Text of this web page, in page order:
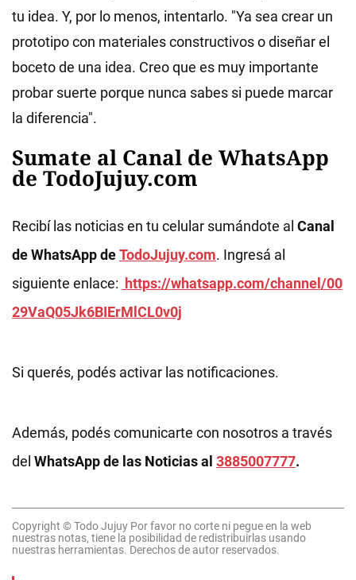
tu idea. Y, por lo menos, intentarlo. "Ya sea crear un
prototipo con materiales constructivos o diseñar el
boceto de una idea. Creo que es muy importante
probar suerte porque nunca sabes si puede marcar
la diferencia".
Sumate al Canal de WhatsApp
de TodoJujuy.com
Recibí las noticias en tu celular sumándote al Canal
de WhatsApp deTodoJujuy.com. Ingresá al
siguiente enlace: https://whatsapp.com/channel/00
29VaQ05Jk6BIErMlCL0v0j
Si querés, podés activar las notificaciones.
Además, podés comunicarte con nosotros a través
del WhatsApp de las Noticias al 3885007777.
Copyright © Todo Jujuy Por favor no corte ni pegue en la web
nuestras notas, tiene la posibilidad de redistribuirlas usando
nuestras herramientas. Derechos de autor reservados.